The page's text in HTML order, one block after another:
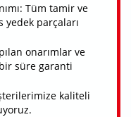
Tüm tamir ve
parçaları
onarımlar ve
süre garanti
kaliteli